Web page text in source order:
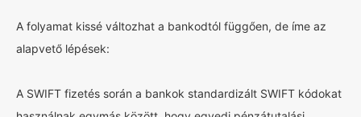
A folyamat kissé változhat a bankodtól függően, de íme az
alapvető lépések:
A SWIFT fizetés során a bankok standardizált SWIFT kódokat